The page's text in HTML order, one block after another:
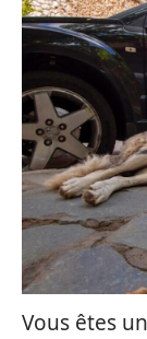
Vous êtes